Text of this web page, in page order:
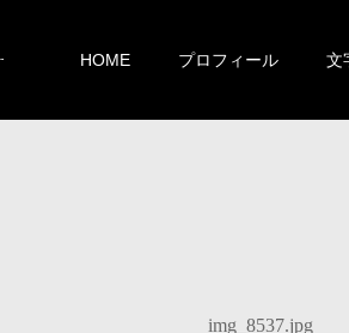
HOME プロフィール 文
img_8537.jpg